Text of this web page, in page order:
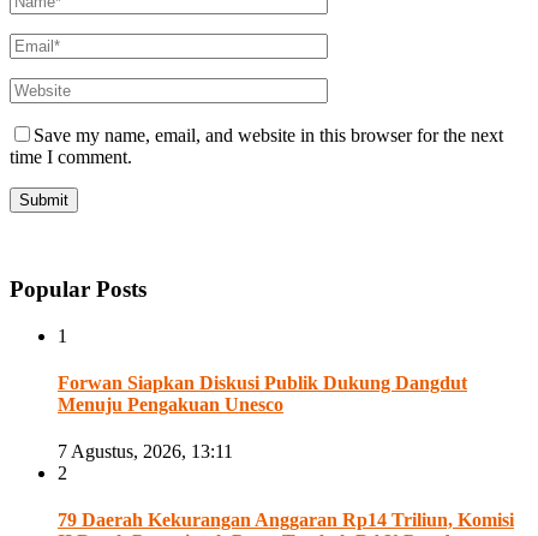
Save my name, email, and website in this browser for the next
time I comment.
Popular Posts
1
Forwan Siapkan Diskusi Publik Dukung Dangdut
Menuju Pengakuan Unesco
7 Agustus, 2026, 13:11
2
79 Daerah Kekurangan Anggaran Rp14 Triliun, Komisi